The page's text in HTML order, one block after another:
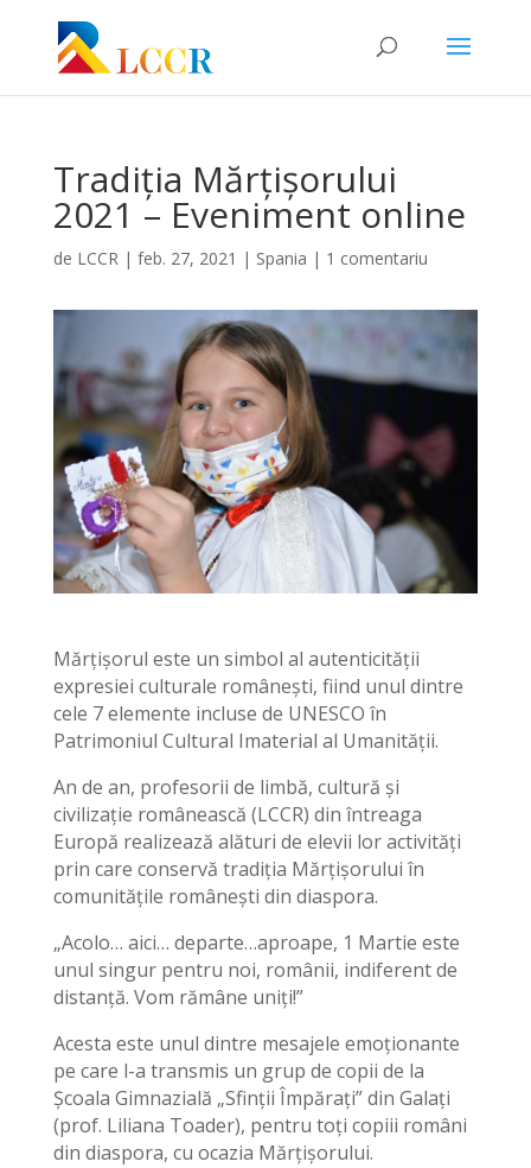
Tradiția Mărțișorului
2021 – Eveniment online
de LCCR| feb. 27, 2021 | Spania | 1 comentariu
Mărțișorul este un simbol al autenticității
expresiei culturale românești, fiind unul dintre
cele 7 elemente incluse de UNESCO în
Patrimoniul Cultural Imaterial al Umanității.
An de an, profesorii de limbă, cultură și
civilizație românească (LCCR) din întreaga
Europă realizează alături de elevii lor activități
prin care conservă tradiția Mărțișorului în
comunitățile românești din diaspora.
„Acolo… aici… departe…aproape, 1 Martie este
unul singur pentru noi, românii, indiferent de
distanță. Vom rămâne uniți!”
Acesta este unul dintre mesajele emoționante
pe care l-a transmis un grup de copii de la
Școala Gimnazială „Sfinții Împărați” din Galați
(prof. Liliana Toader), pentru toți copiii români
din diaspora, cu ocazia Mărțișorului.